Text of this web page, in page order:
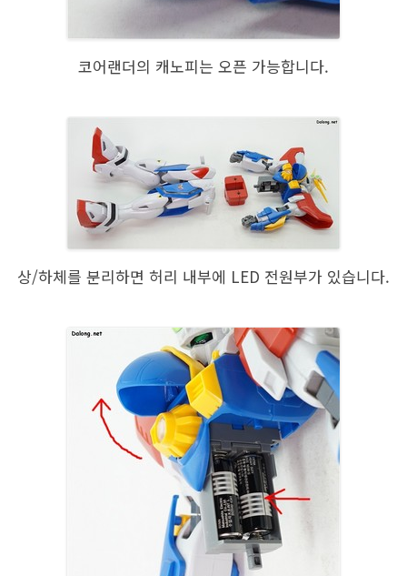
코어랜더의 캐노피는 오픈 가능합니다.
상/하체를 분리하면 허리 내부에 LED 전원부가 있습니다.